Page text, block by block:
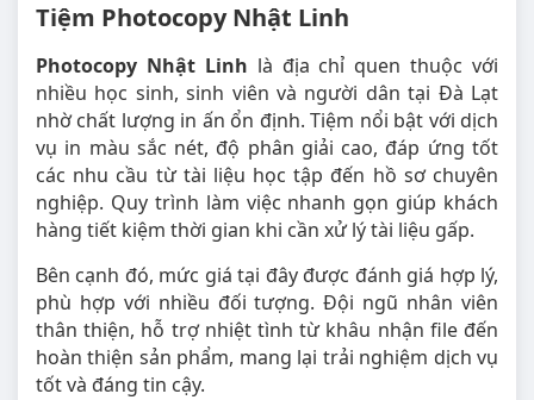
Tiệm Photocopy Nhật Linh
Photocopy Nhật Linh là địa chỉ quen thuộc với
nhiều học sinh, sinh viên và người dân tại Đà Lạt
nhờ chất lượng in ấn ổn định. Tiệm nổi bật với dịch
vụ in màu sắc nét, độ phân giải cao, đáp ứng tốt
các nhu cầu từ tài liệu học tập đến hồ sơ chuyên
nghiệp. Quy trình làm việc nhanh gọn giúp khách
hàng tiết kiệm thời gian khi cần xử lý tài liệu gấp.
Bên cạnh đó, mức giá tại đây được đánh giá hợp lý,
phù hợp với nhiều đối tượng. Đội ngũ nhân viên
thân thiện, hỗ trợ nhiệt tình từ khâu nhận file đến
hoàn thiện sản phẩm, mang lại trải nghiệm dịch vụ
tốt và đáng tin cậy.